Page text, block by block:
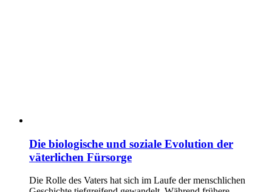
Die biologische und soziale Evolution der
väterlichen Fürsorge
Die Rolle des Vaters hat sich im Laufe der menschlichen